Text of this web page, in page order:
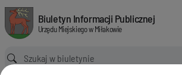
Uchwała Nr RIO.IV-0120-92/19 składu
Biuletyn Informacji Publicznej Urzędu Miejskiego
Biuletyn Informacji Publicznej
Urzędu Miejskiego w Miłakowie